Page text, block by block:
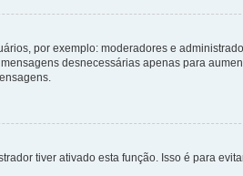
por exemplo: moderadores e
desnecessárias apenas para
tiver ativado esta função. Isso é para